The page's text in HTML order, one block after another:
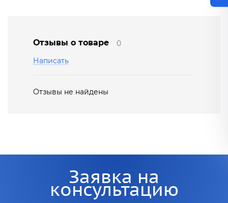
Отзывы о товаре
0
Написать
Отзывы не найдены
Заявка на
консультацию